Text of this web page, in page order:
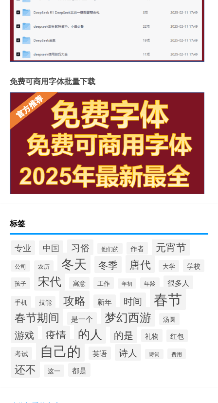
免费可商用字体批量下载
标签
专业 中国 习俗 他们的 作者 元宵节
公司 农历 冬天 冬季 唐代 大学 学校
孩子 宋代 寓意 工作 年初 年龄 很多人
手机 技能 攻略 新年 时间 春节
春节期间 是一个 梦幻西游 汤圆
游戏 疫情 的人 的是 礼物
红包
考试
自己的 英语 诗人 诗词 费用
还不 这一 都是